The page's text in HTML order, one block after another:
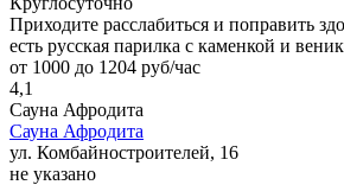
Приходите расслабиться и поправить
есть русская парилка с каменкой и
от 1000 до 1204 руб/час
4,1
Сауна Афродита
Сауна Афродита
ул. Комбайностроителей, 16
не указано